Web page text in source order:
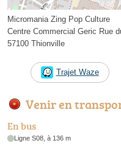
Micromania Zing Pop Culture
Centre Commercial Geric Rue
57100 Thionville
Trajet Waze
Venir en
En bus
Ligne S08, à 136 m